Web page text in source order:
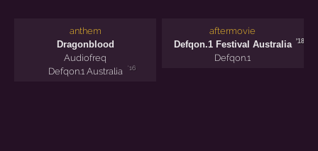
anthem
Dragonblood
Audiofreq
Defqon.1 Australia
'16
aftermovie
Defqon.1 Festival Australia
'18
Defqon.1